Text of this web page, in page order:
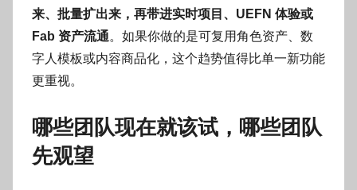
来、批量扩出来，再带进实时项目、UEFN 体验或
Fab 资产流通。如果你做的是可复用角色资产、数
字人模板或内容商品化，这个趋势值得比单一新功能
更重视。
哪些团队现在就该试，哪些团队
先观望